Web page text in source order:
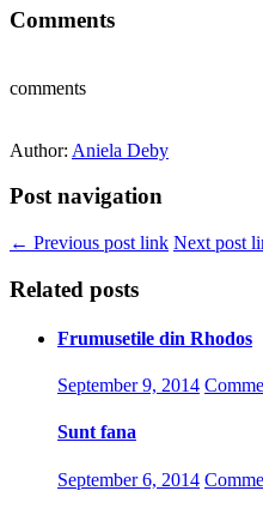
Comments
comments
Author: Aniela Deby
Post navigation
← Previous post link Next post
Related posts
Frumusetile din Rhodos
September 9, 2014
Sunt fana
September 6, 2014